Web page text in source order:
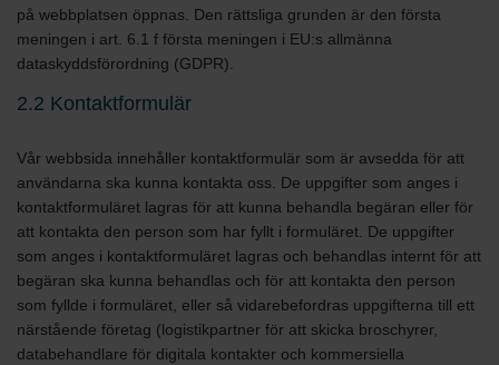
på webbplatsen öppnas. Den rättsliga grunden är den första
meningen i art. 6.1 f första meningen i EU:s allmänna
dataskyddsförordning (GDPR).
2.2 Kontaktformulär
Vår webbsida innehåller kontaktformulär som är avsedda för att
användarna ska kunna kontakta oss. De uppgifter som anges i
kontaktformuläret lagras för att kunna behandla begäran eller för
att kontakta den person som har fyllt i formuläret. De uppgifter
som anges i kontaktformuläret lagras och behandlas internt för att
begäran ska kunna behandlas och för att kontakta den person
som fyllde i formuläret, eller så vidarebefordras uppgifterna till ett
närstående företag (logistikpartner för att skicka broschyrer,
databehandlare för digitala kontakter och kommersiella